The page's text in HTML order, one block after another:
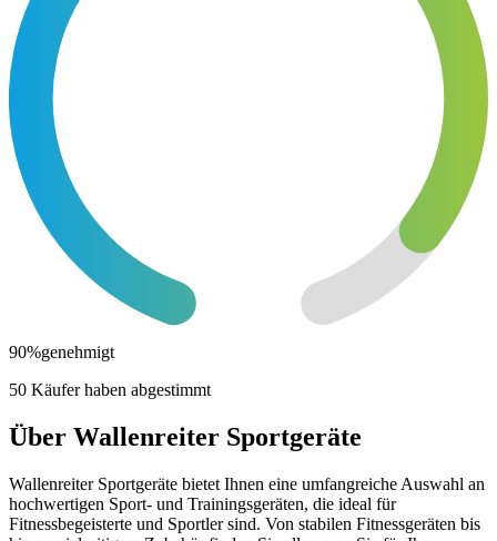
90%genehmigt
50 Käufer haben abgestimmt
Über Wallenreiter Sportgeräte
Wallenreiter Sportgeräte bietet Ihnen eine umfangreiche Auswahl an
hochwertigen Sport- und Trainingsgeräten, die ideal für
Fitnessbegeisterte und Sportler sind. Von stabilen Fitnessgeräten bis